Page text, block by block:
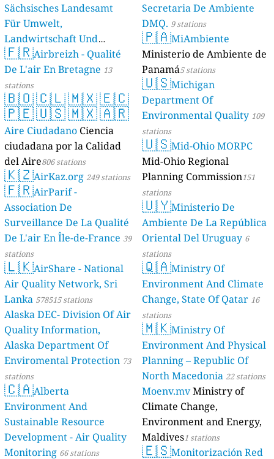
Sächsisches Landesamt
Für Umwelt,
Landwirtschaft Und
Geologie) 50 stations
🇫🇷Airbreizh - Qualité
De L'air En Bretagne 13
stations
🇧🇴🇨🇱🇲🇽🇪🇨
🇵🇪🇺🇸🇲🇽🇦🇷
Aire Ciudadano Ciencia
ciudadana por la Calidad
del Aire806 stations
🇰🇿AirKaz.org 249 stations
🇫🇷AirParif -
Association De
Surveillance De La Qualité
De L'air En Île-de-France 39
stations
🇱🇰AirShare - National
Air Quality Network, Sri
Lanka 578515 stations
Alaska DEC- Division Of Air
Quality Information,
Alaska Department Of
Enviromental Protection 73
stations
🇨🇦Alberta
Environment And
Sustainable Resource
Development - Air Quality
Monitoring 66 stations
Secretaria De Ambiente
DMQ. 9 stations
🇵🇦MiAmbiente
Ministerio de Ambiente de
Panamá5 stations
🇺🇸Michigan
Department Of
Environmental Quality 109
stations
🇺🇸Mid-Ohio MORPC
Mid-Ohio Regional
Planning Commission151
stations
🇺🇾Ministerio De
Ambiente De La República
Oriental Del Uruguay 6
stations
🇶🇦Ministry Of
Environment And Climate
Change, State Of Qatar 16
stations
🇲🇰Ministry Of
Environment And Physical
Planning – Republic Of
North Macedonia 22 stations
Moenv.mvMinistry of
Climate Change,
Environment and Energy,
Maldives1 stations
🇪🇸Monitorización Red